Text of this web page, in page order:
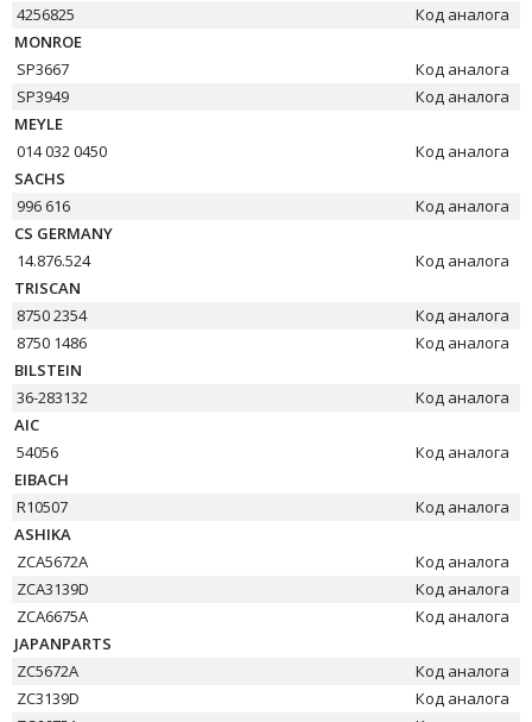
4256825
Код аналога
MONROE
SP3667
Код аналога
SP3949
Код аналога
MEYLE
014 032 0450
Код аналога
SACHS
996 616
Код аналога
CS GERMANY
14.876.524
Код аналога
TRISCAN
8750 2354
Код аналога
8750 1486
Код аналога
BILSTEIN
36-283132
Код аналога
AIC
54056
Код аналога
EIBACH
R10507
Код аналога
ASHIKA
ZCA5672A
Код аналога
ZCA3139D
Код аналога
ZCA6675A
Код аналога
JAPANPARTS
ZC5672A
Код аналога
ZC3139D
Код аналога